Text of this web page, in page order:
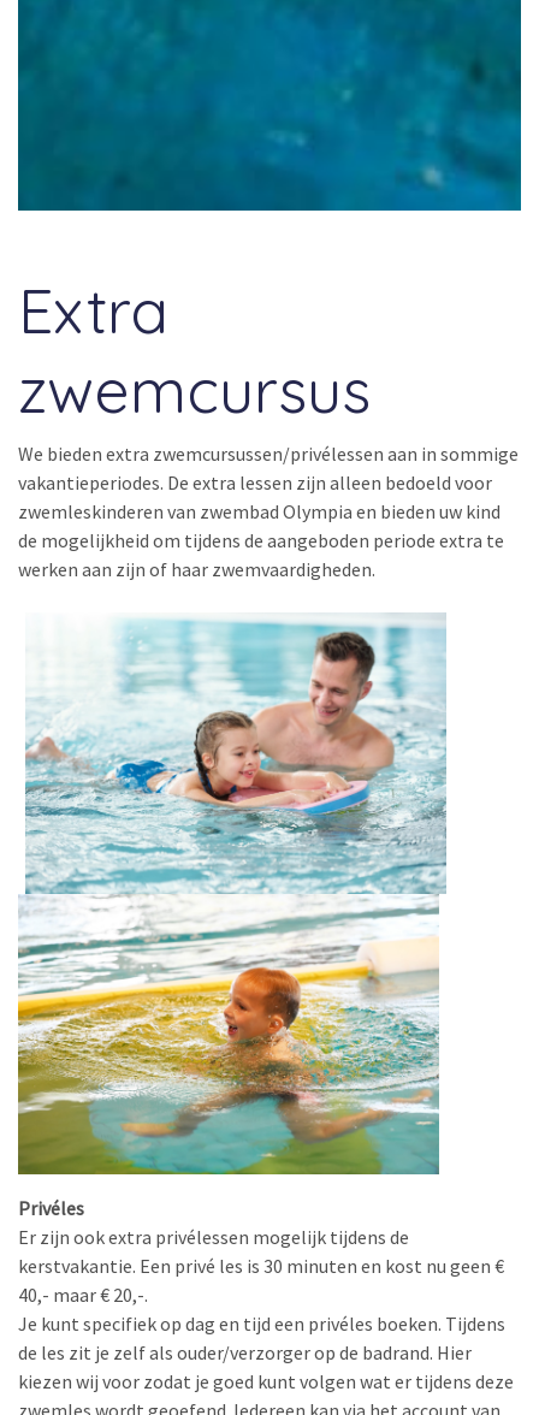
Extra
zwemcursus
We bieden extra zwemcursussen/privélessen aan in sommige
vakantieperiodes. De extra lessen zijn alleen bedoeld voor
zwemleskinderen van zwembad Olympia en bieden uw kind
de mogelijkheid om tijdens de aangeboden periode extra te
werken aan zijn of haar zwemvaardigheden.
Privéles
Er zijn ook extra privélessen mogelijk tijdens de
kerstvakantie. Een privé les is 30 minuten en kost nu geen €
40,- maar € 20,-.
Je kunt specifiek op dag en tijd een privéles boeken. Tijdens
de les zit je zelf als ouder/verzorger op de badrand. Hier
kiezen wij voor zodat je goed kunt volgen wat er tijdens deze